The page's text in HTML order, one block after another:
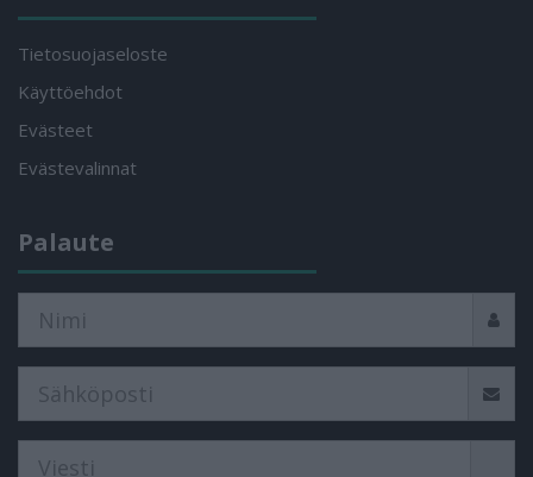
Tietosuojaseloste
Käyttöehdot
Evästeet
Evästevalinnat
Palaute